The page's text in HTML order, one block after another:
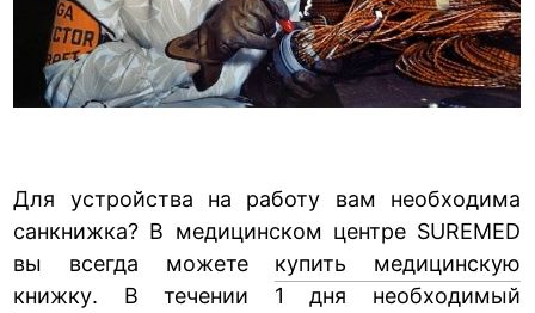
Для устройства на работу вам необходима
санкнижка? В медицинском центре SUREMED
вы всегда можете купить медицинскую
книжку. В течении 1 дня необходимый